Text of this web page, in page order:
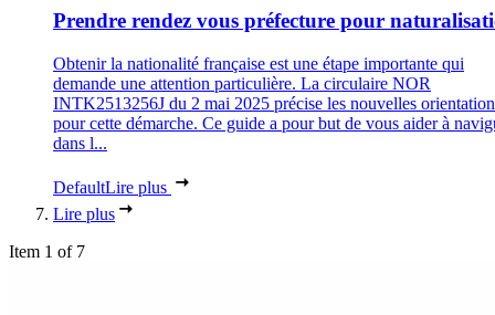
Prendre rendez vous préfecture pour
Obtenir la nationalité française est une étape importante qui
demande une attention particulière. La circulaire NOR
INTK2513256J du 2 mai 2025 précise les nouvelles
pour cette démarche. Ce guide a pour but de vous aider à
dans l...
DefaultLire plus
Lire plus
Item 1 of 7